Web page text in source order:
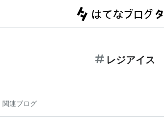
レジアイス
関連ブログ